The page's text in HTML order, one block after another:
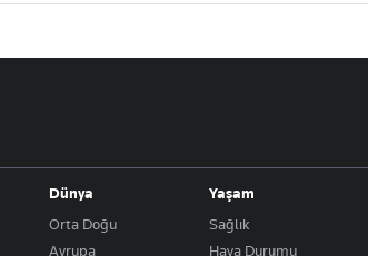
Dünya
Orta Doğu
Avrupa
Yaşam
Sağlık
Hava Durumu